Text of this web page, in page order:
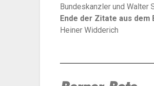
Bundeskanzler und Walter
Ende der Zitate aus
Heiner Widderich